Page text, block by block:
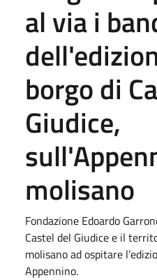
al via i
borgo di
Giudice,
molisano
Fondazione Edoardo
Castel del Giudice e il
molisano ad ospitare
Appennino.